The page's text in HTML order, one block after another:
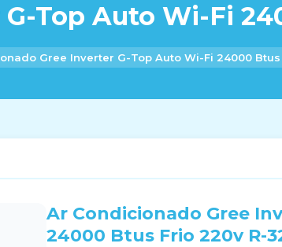
Top Auto Wi-Fi
Gree Inverter G-Top Auto Wi-Fi 24000 Btus
Ar Condicionado Gree
24000 Btus Frio 220v R-